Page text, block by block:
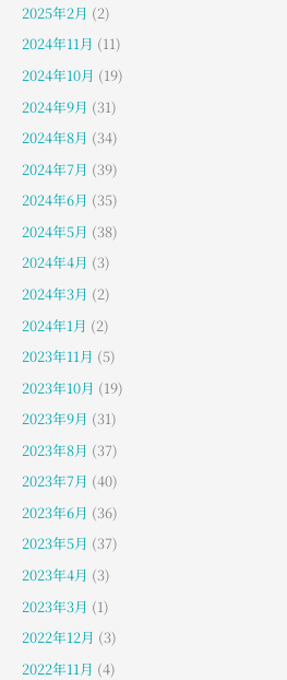
2025年2月 (2)
2024年11月 (11)
2024年10月 (19)
2024年9月 (31)
2024年8月 (34)
2024年7月 (39)
2024年6月 (35)
2024年5月 (38)
2024年4月 (3)
2024年3月 (2)
2024年1月 (2)
2023年11月 (5)
2023年10月 (19)
2023年9月 (31)
2023年8月 (37)
2023年7月 (40)
2023年6月 (36)
2023年5月 (37)
2023年4月 (3)
2023年3月 (1)
2022年12月 (3)
2022年11月 (4)